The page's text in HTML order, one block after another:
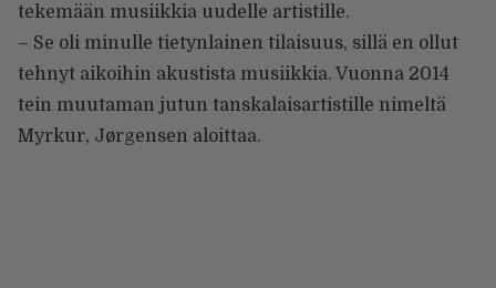
tekemään musiikkia uudelle artistille.
– Se oli minulle tietynlainen tilaisuus, sillä en ollut
tehnyt aikoihin akustista musiikkia. Vuonna 2014
tein muutaman jutun tanskalaisartistille nimeltä
Myrkur, Jørgensen aloittaa.